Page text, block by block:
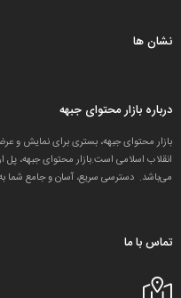
نشان ها
درباره بازار محتوای جبهه
بازار محتوای جبهه، بستری برای نمایش و
انقلاب اسلامی است.بازار محتوای جبهه،
می‌باشد. دسترسی سریع، آسان و جامع شما
تماس با ما